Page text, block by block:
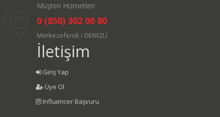
Müşteri Hizmetleri
0 (850) 302 00 80
Merkezefendi / DENİZLİ
İletişim
Giriş Yap
Üye Ol
Influencer Başvuru